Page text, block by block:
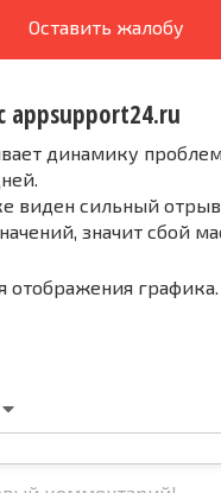
Оставить жалобу
appsupport24.ru
динамику
виден сильный
значит сбой
отображения графика.